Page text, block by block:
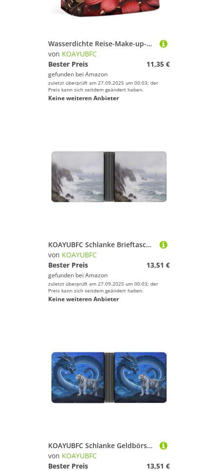
Wasserdichte Reise-Make-up-Tasche, Organizer, PU-Leder, rote goldene Blume, Kosmetiktasche, kleiner Kulturbeutel, niedlich, tragbare Reißverschlusstasche für Damen und Herren, Reisezubehör
von KOAYUBFC
Bester Preis
11,35 €
gefunden bei Amazon
zuletzt überprüft am 27.09.2025 um 00:03; der
Preis kann sich seitdem geändert haben.
Keine weiteren Anbieter
KOAYUBFC Schlanke Brieftasche, kompakte Faltbörse, The Misty Seaside Cliff, Ledergeldbörsen, minimalistische Geldbörsen für Herren, mit Kreditkartenfach, Leder, Münzfach, Ausweisfenster, Unisex
von KOAYUBFC
Bester Preis
13,51 €
gefunden bei Amazon
zuletzt überprüft am 27.09.2025 um 00:03; der
Preis kann sich seitdem geändert haben.
Keine weiteren Anbieter
KOAYUBFC Schlanke Geldbörse, kompakt, faltbar, weiß, Tigerblau, Drachenleder, minimalistische Brieftaschen für Herren, mit Kreditkartenfach, Leder, Münzfach, Ausweisfenster, Unisex
von KOAYUBFC
Bester Preis
13,51 €